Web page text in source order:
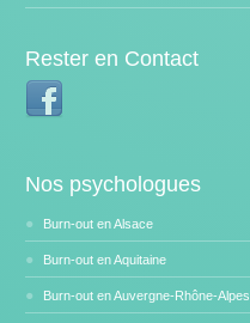
Rester en Contact
Nos psychologues
Burn-out en Alsace
Burn-out en Aquitaine
Burn-out en Auvergne-Rhône-Alpes